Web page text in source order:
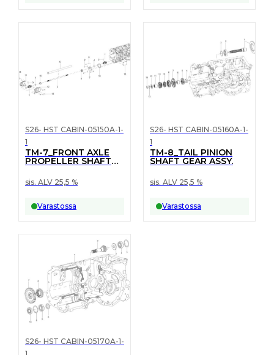
S26- HST CABIN-05150A-1-
1
TM-7_FRONT AXLE
PROPELLER SHAFT
sis. ALV 25,5 %
Varastossa
S26- HST CABIN-05160A-1-
1
TM-8_TAIL PINION
SHAFT GEAR ASSY.
sis. ALV 25,5 %
Varastossa
S26- HST CABIN-05170A-1-